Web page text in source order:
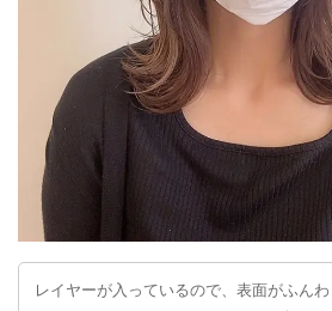
レイヤーが入っているので、表面がふん